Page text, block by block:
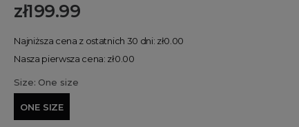
zł199.99
Najniższa cena z ostatnich 30 dni: zł0.00
Nasza pierwsza cena: zł0.00
Size: One size
ONE SIZE